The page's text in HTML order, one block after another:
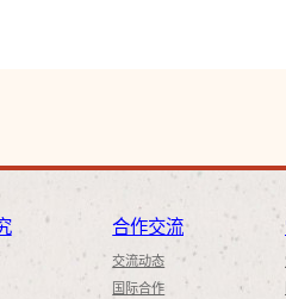
合作交流
交流动态
国际合作